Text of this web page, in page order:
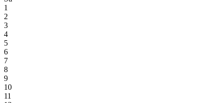
1
2
3
4
5
6
7
8
9
10
11